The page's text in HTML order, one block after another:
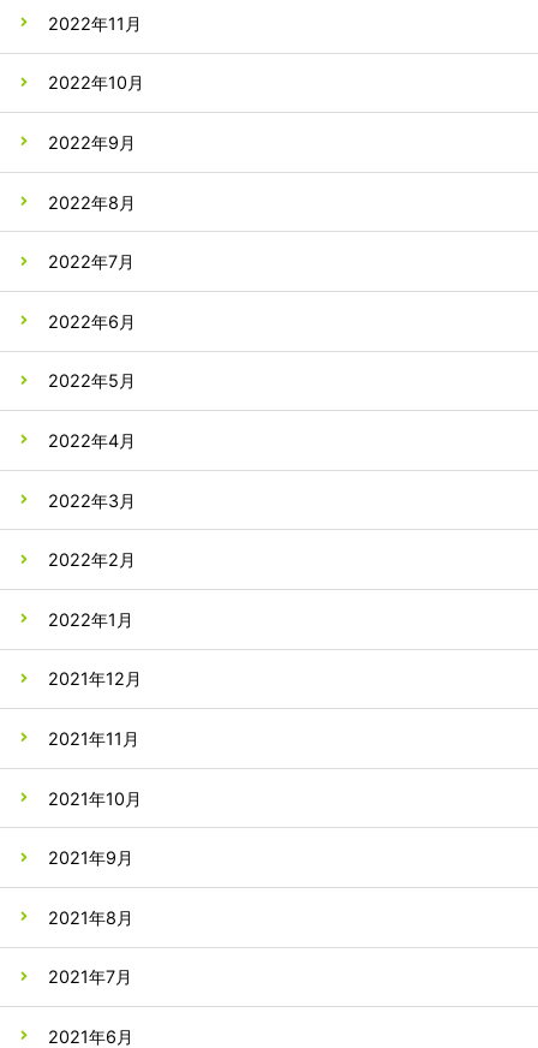
2022年11月
2022年10月
2022年9月
2022年8月
2022年7月
2022年6月
2022年5月
2022年4月
2022年3月
2022年2月
2022年1月
2021年12月
2021年11月
2021年10月
2021年9月
2021年8月
2021年7月
2021年6月